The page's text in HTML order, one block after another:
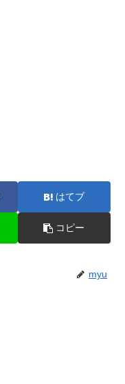
はてブ
コピー
myu